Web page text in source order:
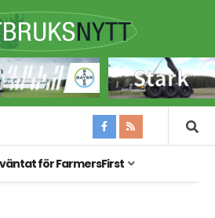
för FarmersFirst